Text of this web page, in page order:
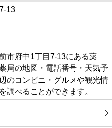
13
市府中1丁目7-13にある薬
局の地図・電話番号・天気予
のコンビニ・グルメや観光情
調べることができます。